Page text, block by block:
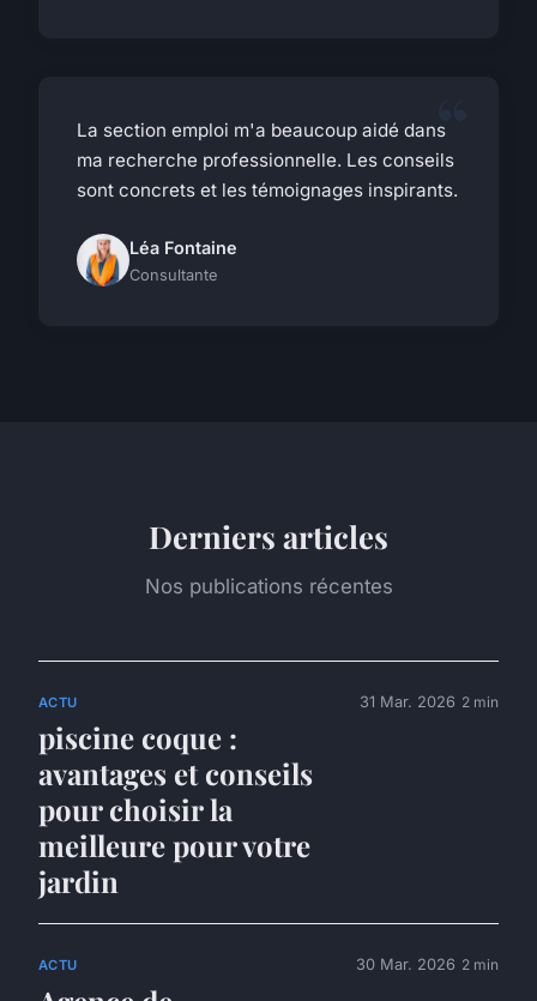
La section emploi m'a beaucoup aidé dans
ma recherche professionnelle. Les conseils
sont concrets et les témoignages inspirants.
Léa Fontaine
Consultante
Derniers articles
Nos publications récentes
ACTU
piscine coque :
avantages et conseils
pour choisir la
meilleure pour votre
jardin
31 Mar. 2026 2 min
ACTU 30 Mar. 2026 2 min